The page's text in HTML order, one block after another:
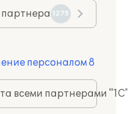
1275
персоналом 8
всеми партнерами